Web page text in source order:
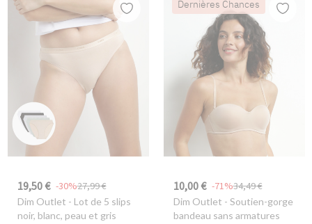
19,50 € 27,99 €
-30%
Dim Outlet - Lot de 5 slips
noir, blanc, peau et gris
Dernières Chances
10,00 € 34,49 €
-71%
Dim Outlet - Soutien-gorge
bandeau sans armatures